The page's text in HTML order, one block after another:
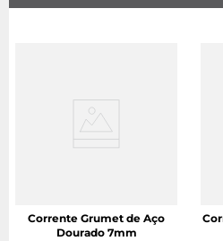
Corrente Grumet de Aço
Dourado 7mm